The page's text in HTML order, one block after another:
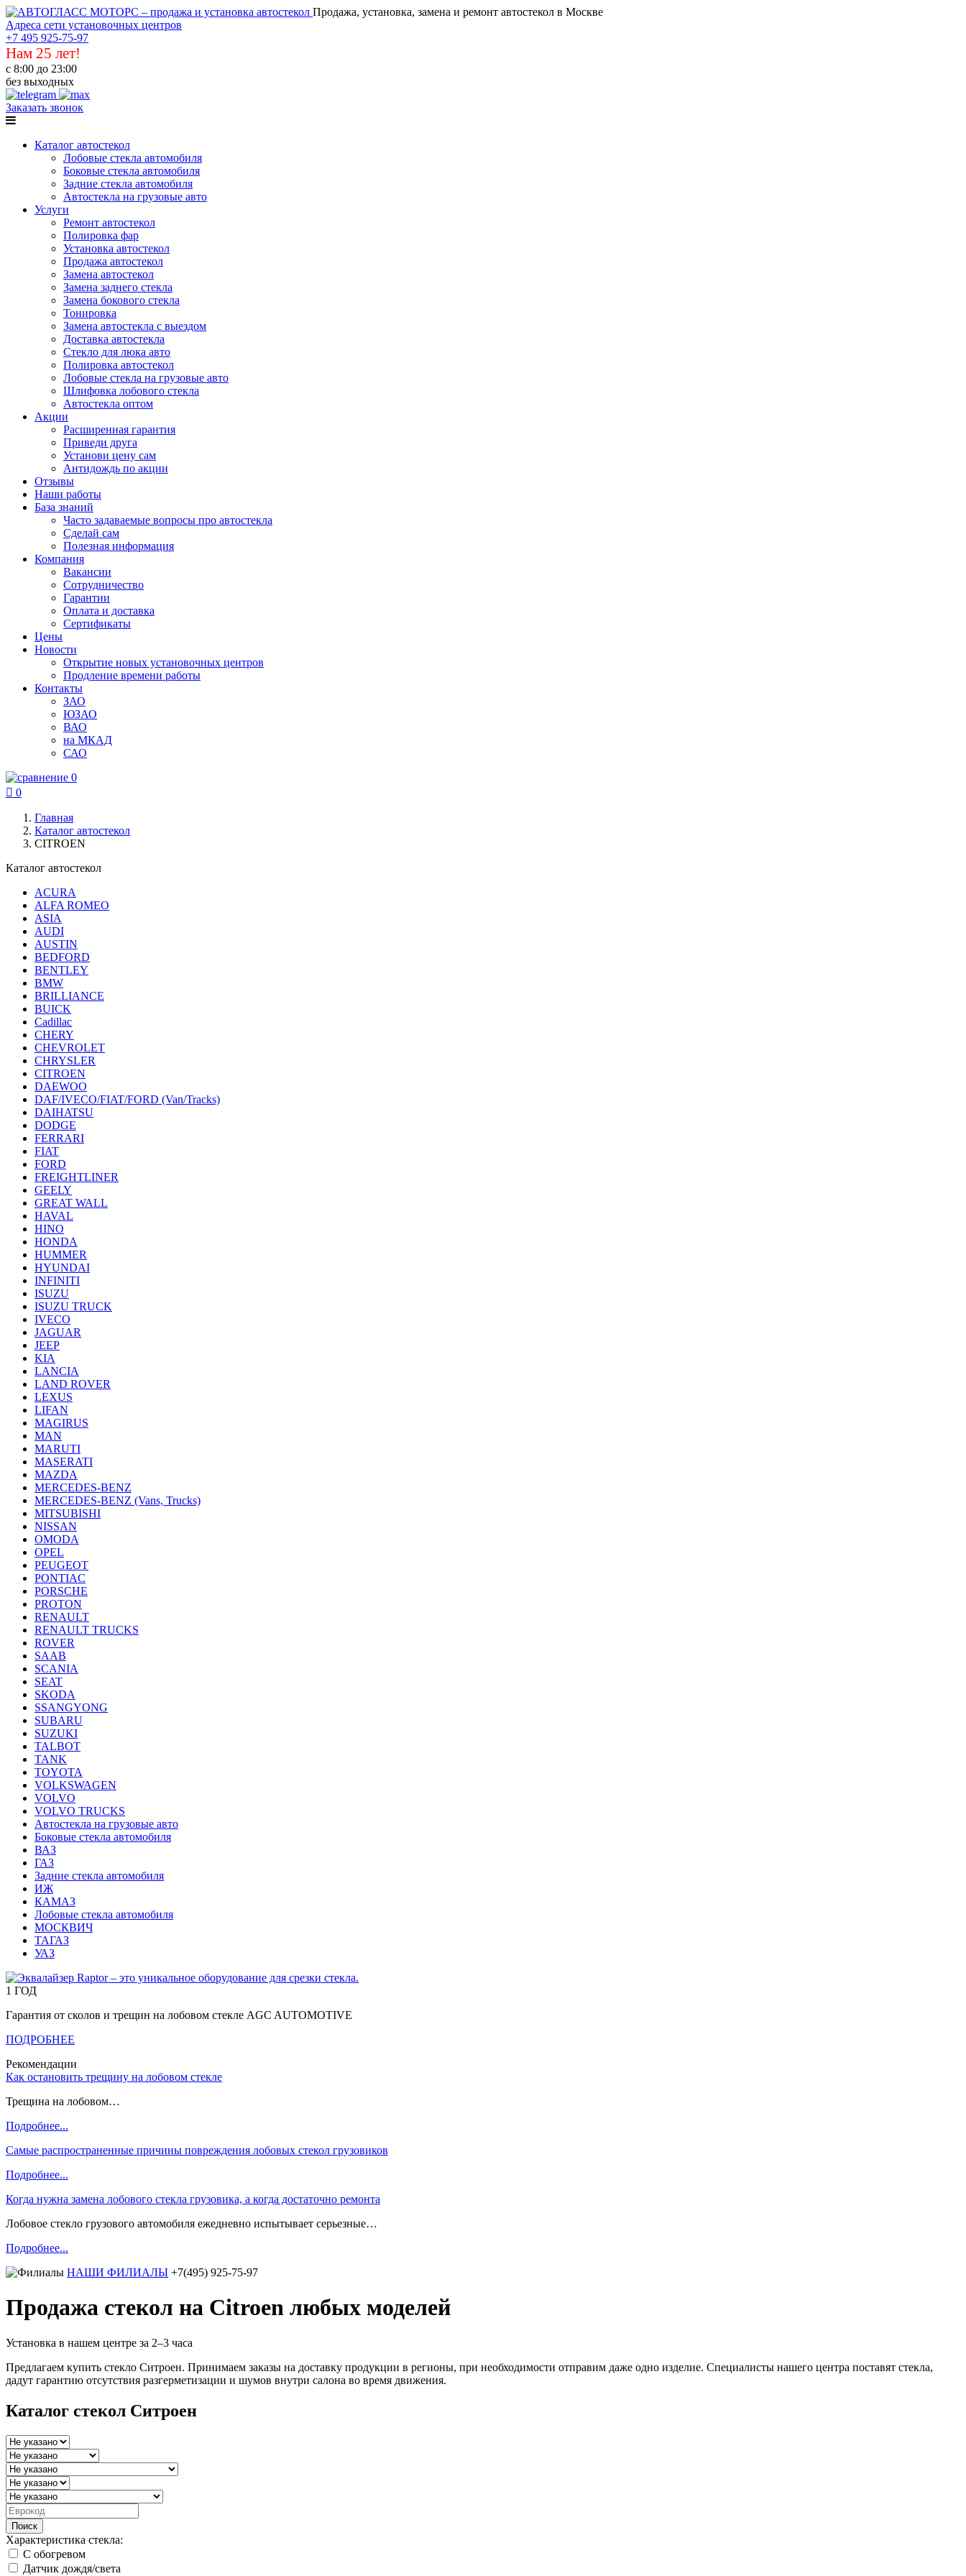
Продажа, установка, замена и ремонт автостекол в Москве
Адреса сети установочных центров
+7 495 925-75-97
Нам 25 лет!
с 8:00 до 23:00
без выходных
Заказать звонок
Каталог автостекол
Лобовые стекла автомобиля
Боковые стекла автомобиля
Задние стекла автомобиля
Автостекла на грузовые авто
Услуги
Ремонт автостекол
Полировка фар
Установка автостекол
Продажа автостекол
Замена автостекол
Замена заднего стекла
Замена бокового стекла
Тонировка
Замена автостекла с выездом
Доставка автостекла
Стекло для люка авто
Полировка автостекол
Лобовые стекла на грузовые авто
Шлифовка лобового стекла
Автостекла оптом
Акции
Расширенная гарантия
Приведи друга
Установи цену сам
Антидождь по акции
Отзывы
Наши работы
База знаний
Часто задаваемые вопросы про автостекла
Сделай сам
Полезная информация
Компания
Вакансии
Сотрудничество
Гарантии
Оплата и доставка
Сертификаты
Цены
Новости
Открытие новых установочных центров
Продление времени работы
Контакты
ЗАО
ЮЗАО
ВАО
на МКАД
САО
0
 0
Главная
Каталог автостекол
CITROEN
Каталог автостекол
ACURA
ALFA ROMEO
ASIA
AUDI
AUSTIN
BEDFORD
BENTLEY
BMW
BRILLIANCE
BUICK
Cadillac
CHERY
CHEVROLET
CHRYSLER
CITROEN
DAEWOO
DAF/IVECO/FIAT/FORD (Van/Tracks)
DAIHATSU
DODGE
FERRARI
FIAT
FORD
FREIGHTLINER
GEELY
GREAT WALL
HAVAL
HINO
HONDA
HUMMER
HYUNDAI
INFINITI
ISUZU
ISUZU TRUCK
IVECO
JAGUAR
JEEP
KIA
LANCIA
LAND ROVER
LEXUS
LIFAN
MAGIRUS
MAN
MARUTI
MASERATI
MAZDA
MERCEDES-BENZ
MERCEDES-BENZ (Vans, Trucks)
MITSUBISHI
NISSAN
OMODA
OPEL
PEUGEOT
PONTIAC
PORSCHE
PROTON
RENAULT
RENAULT TRUCKS
ROVER
SAAB
SCANIA
SEAT
SKODA
SSANGYONG
SUBARU
SUZUKI
TALBOT
TANK
TOYOTA
VOLKSWAGEN
VOLVO
VOLVO TRUCKS
Автостекла на грузовые авто
Боковые стекла автомобиля
ВАЗ
ГАЗ
Задние стекла автомобиля
ИЖ
КАМАЗ
Лобовые стекла автомобиля
МОСКВИЧ
ТАГАЗ
УАЗ
1 ГОД
Гарантия от сколов и трещин на лобовом стекле AGC AUTOMOTIVE
ПОДРОБНЕЕ
Рекомендации
Как остановить трещину на лобовом стекле
Трещина на лобовом…
Подробнее...
Самые распространенные причины повреждения лобовых стекол грузовиков
Подробнее...
Когда нужна замена лобового стекла грузовика, а когда достаточно ремонта
Лобовое стекло грузового автомобиля ежедневно испытывает серьезные…
Подробнее...
НАШИ ФИЛИАЛЫ +7(495) 925-75-97
Продажа стекол на Citroen любых моделей
Установка в нашем центре за 2–3 часа
Предлагаем купить стекло Ситроен. Принимаем заказы на доставку продукции в регионы, при необходимости отправим даже одно изделие. Специалисты нашего центра поставят стекла,
дадут гарантию отсутствия разгерметизации и шумов внутри салона во время движения.
Каталог стекол Ситроен
Поиск
Характеристика стекла:
С обогревом
Датчик дождя/света